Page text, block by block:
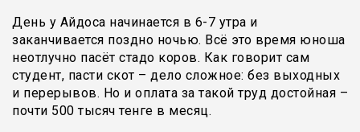
День у Айдоса начинается в 6-7 утра и
заканчивается поздно ночью. Всё это время юноша
неотлучно пасёт стадо коров. Как говорит сам
студент, пасти скот – дело сложное: без выходных
и перерывов. Но и оплата за такой труд достойная –
почти 500 тысяч тенге в месяц.